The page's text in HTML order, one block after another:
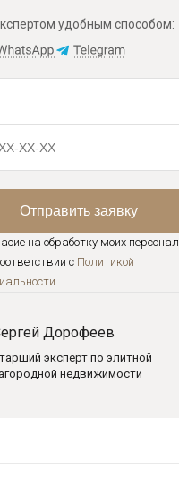
удобным способом:
на обработку моих
с Политикой
Дорофеев
эксперт по элитной
недвижимости